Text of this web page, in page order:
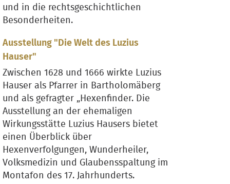
und in die rechtsgeschichtlichen
Besonderheiten.
Ausstellung "Die Welt des Luzius
Hauser"
Zwischen 1628 und 1666 wirkte Luzius
Hauser als Pfarrer in Bartholomäberg
und als gefragter „Hexenfinder. Die
Ausstellung an der ehemaligen
Wirkungsstätte Luzius Hausers bietet
einen Überblick über
Hexenverfolgungen, Wunderheiler,
Volksmedizin und Glaubensspaltung im
Montafon des 17. Jahrhunderts.